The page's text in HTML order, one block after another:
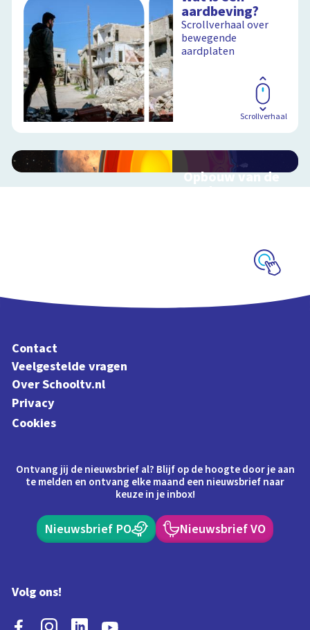
aardbeving?
Scrollverhaal over
bewegende
aardplaten
Scrollverhaal
Opbouw van de
aarde
Contact
Veelgestelde vragen
Over Schooltv.nl
Privacy
Cookies
Ontvang jij de nieuwsbrief al? Blijf op de hoogte door je aan
te melden en ontvang elke maand een nieuwsbrief naar
keuze in je inbox!
Nieuwsbrief PO Nieuwsbrief VO
Volg ons!